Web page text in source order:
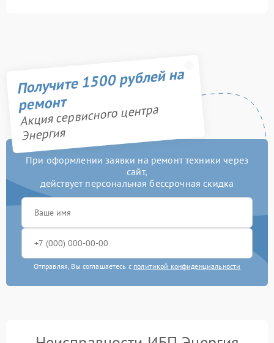
Получите 1500 рублей на
ремонт
Акция сервисного центра
Энергия
При оформлении заявки на ремонт техники через
сайт,
действует персональная бессрочная скидка
Отправляя, Вы соглашаетесь с политикой конфиденциальности